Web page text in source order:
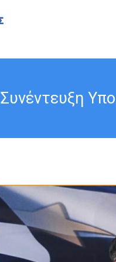
Συνέντευξη